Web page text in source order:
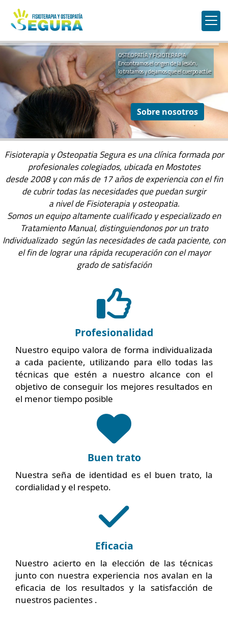
OSTEOPATÍA Y FISIOTERAPIA
Encontramos el origen de la lesión,
lo tratamos y dejamos que el cuerpo actúe
Sobre nosotros
Centro de fisioterapia
Fisioterapia y Osteopatia Segura es una clínica formada por
profesionales colegiados, ubicada en Mostotes
desde 2008 y con más de 17 años de experiencia con el fin
de cubrir todas las necesidades que puedan surgir
a nivel de Fisioterapia y osteopatia.
Somos un equipo altamente cualificado y especializado en
Tratamiento Manual, distinguiendonos por un trato
Individualizado según las necesidades de cada paciente, con
el fin de lograr una rápida recuperación con el mayor
grado de satisfación
Profesionalidad
Nuestro equipo valora de forma individualizada
a cada paciente, utilizando para ello todas las
técnicas que estén a nuestro alcance con el
objetivo de conseguir los mejores resultados en
el menor tiempo posible
Buen trato
Nuestra seña de identidad es el buen trato, la
cordialidad y el respeto.
Eficacia
Eficacia
Nuestro acierto en la elección de las técnicas
junto con nuestra experiencia nos avalan en la
eficacia de los resultados y la satisfacción de
nuestros pacientes .